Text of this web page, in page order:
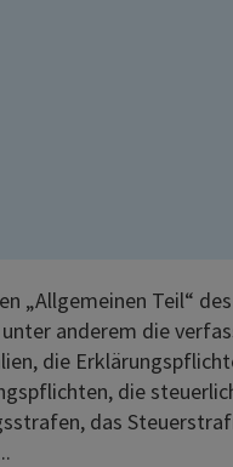
„Allgemeinen Teil“
anderem die
die
die
das